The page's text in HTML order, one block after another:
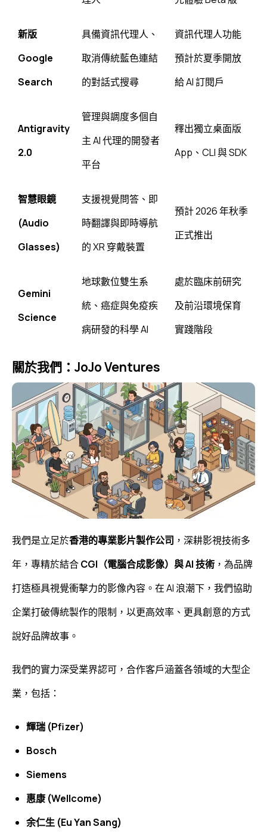
新版
Google
Search
具備資訊代理人、
取消傳統藍色連結
的對話式搜尋
資訊代理人功能
預計於夏季開放
給 AI 訂閱戶
Antigravity
2.0
管理與調度多個自
主 AI 代理的開發者
平台
釋出獨立桌面版
App、CLI 與 SDK
智慧眼鏡
(Audio
Glasses)
支援視覺問答、即
時翻譯與即時導航
的 XR 穿戴裝置
預計 2026 年秋季
正式推出
Gemini
Science
地球數位雙生系
統、癌症與免疫疾
病研發的科學 AI
處於臨床前研究
及前沿環境保育
實踐階段
關於我們：JoJo Ventures
我們是立足於香港的專業影片製作公司 ，深耕影視技術多
年，專精於結合CGI（電腦合成影像）與 AI 技術 ，為品牌
打造極具視覺衝擊力的影像內容。在 AI 浪潮下，我們協助
企業打破傳統製作的限制，以更高效率、更具創意的方式
說好品牌故事。
我們的實力深受業界認可，合作客戶涵蓋各領域的大型企
業，包括：
輝瑞 (Pfizer)
Bosch
Siemens
惠康 (Wellcome)
余仁生 (Eu Yan Sang)